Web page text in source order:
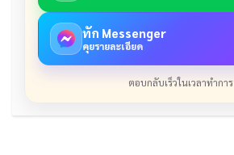
ทัก Messenger
คุยรายละเอียด
ตอบกลับเร็วในเวลาทำการ